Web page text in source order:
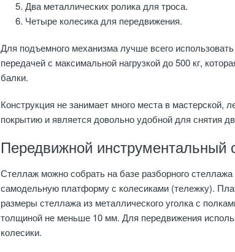
Два металлических ролика для троса.
Четыре колесика для передвижения.
Для подъемного механизма лучше всего
передачей с максимальной нагрузкой до 500 кг,
балки.
Конструкция не занимает много места в мастерской,
покрытию и является довольно удобной для снятия
Передвижной инструментальный
Стеллаж можно собрать на базе разборного стеллажа
самодельную платформу с колесиками (тележку).
размеры стеллажа из металлического уголка с
толщиной не меньше 10 мм. Для передвижения
колесики.